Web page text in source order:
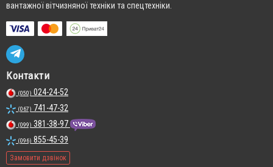
вантажної вітчизняної техніки та спецтехніки.
Контакти
(050) 024-24-52
(067) 741-47-32
(099) 381-38-97
(096) 855-45-39
Замовити дзвінок